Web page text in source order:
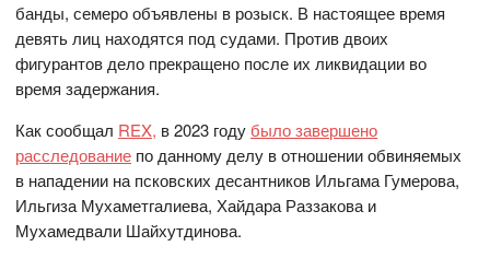
банды, семеро объявлены в розыск. В настоящее время
девять лиц находятся под судами. Против двоих
фигурантов дело прекращено после их ликвидации во
время задержания.
Как сообщал REX, в 2023 году было завершено
расследование по данному делу в отношении обвиняемых
в нападении на псковских десантников Ильгама Гумерова,
Ильгиза Мухаметгалиева, Хайдара Раззакова и
Мухамедвали Шайхутдинова.